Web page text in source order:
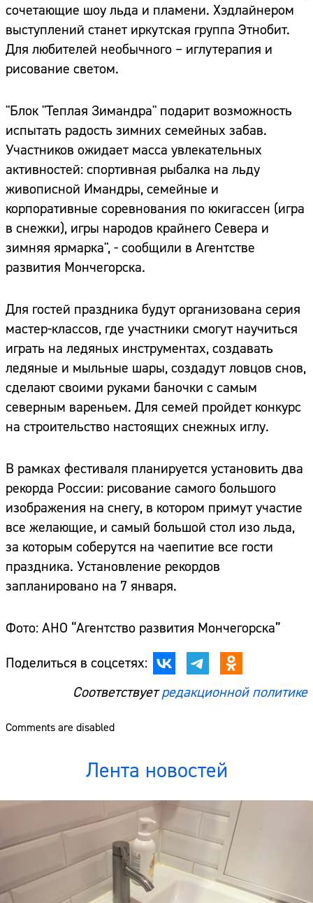
сочетающие шоу льда и пламени. Хэдлайнером
выступлений станет иркутская группа Этнобит.
Для любителей необычного – иглутерапия и
рисование светом.
"Блок "Теплая Зимандра" подарит возможность
испытать радость зимних семейных забав.
Участников ожидает масса увлекательных
активностей: спортивная рыбалка на льду
живописной Имандры, семейные и
корпоративные соревнования по юкигассен (игра
в снежки), игры народов крайнего Севера и
зимняя ярмарка", - сообщили в Агентстве
развития Мончегорска.
Для гостей праздника будут организована серия
мастер-классов, где участники смогут научиться
играть на ледяных инструментах, создавать
ледяные и мыльные шары, создадут ловцов снов,
сделают своими руками баночки с самым
северным вареньем. Для семей пройдет конкурс
на строительство настоящих снежных иглу.
В рамках фестиваля планируется установить два
рекорда России: рисование самого большого
изображения на снегу, в котором примут участие
все желающие, и самый большой стол изо льда,
за которым соберутся на чаепитие все гости
праздника. Установление рекордов
запланировано на 7 января.
Фото: АНО “Агентство развития Мончегорска”
Поделиться в соцсетях:
Соответствуетредакционной политике
Comments are disabled
Лента новостей